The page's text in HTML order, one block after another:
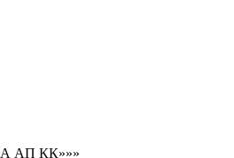
АП КК»»»